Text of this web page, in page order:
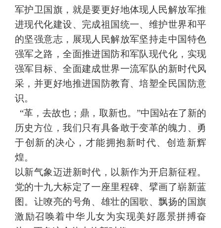
军护卫国旗，就是要更好地体现人民解放军推
进现代化建设、完成祖国统一、维护世界和平
的坚强意志，展现人民解放军坚持走中国特色
强军之路，全面推进国防和军队现代化，实现
强军目标、全面建成世界一流军队的新时代风
采，并更好地推进国防教育、培塑全民国防意
识。
“革，去故也；鼎，取新也。”中国站在了新的
历史方位，我们只有具备敢于变革的魄力、勇
于创新的决心，才能拥抱新时代、创造新辉
煌。
以新气象迈进新时代，以新作为开启新征程。
党的十九大标定了一座里程碑、擘画了崭新蓝
图。让嘹亮的号角、雄壮的国歌、飘扬的国旗
激励召唤着中华儿女为实现美好愿景拼搏奋